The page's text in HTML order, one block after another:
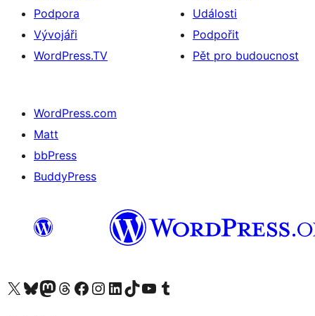
Podpora
Vývojáři
WordPress.TV
Události
Podpořit
Pět pro budoucnost
WordPress.com
Matt
bbPress
BuddyPress
Navštivte náš účet na X (dříve Twitter)
Navštivte náš Bluesky účetNavštivte náš účet Mastodon
Navštivte náš Threads účetNavštivte naši stránku na Facebooku
Navštivte náš Instagram účetNavštivte náš LinkedIn účetNavštivte náš TikTok účetNavštivte náš YouTube kanálNavštivte náš Tumblr účet